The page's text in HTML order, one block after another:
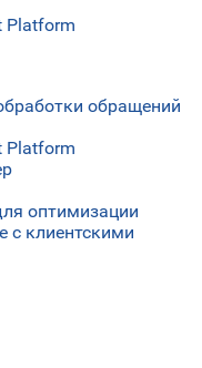
Platform
обращений
Platform
оптимизации
с клиентскими